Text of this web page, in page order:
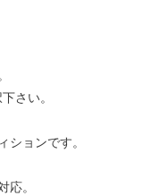
さい。
ションです。
応。